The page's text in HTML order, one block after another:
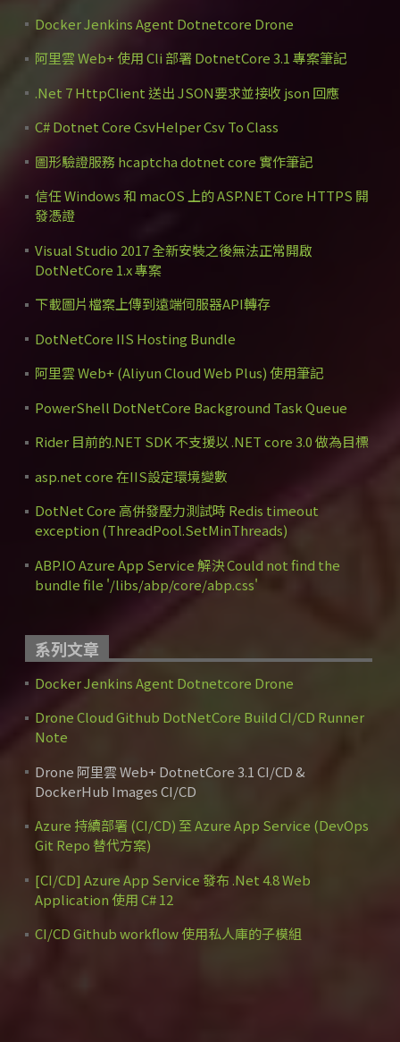
Docker Jenkins Agent Dotnetcore Drone
阿里雲 Web+ 使用 Cli 部署 DotnetCore 3.1 專案筆記
.Net 7 HttpClient 送出 JSON要求並接收 json 回應
C# Dotnet Core CsvHelper Csv To Class
圖形驗證服務 hcaptcha dotnet core 實作筆記
信任 Windows 和 macOS 上的 ASP.NET Core HTTPS 開
發憑證
Visual Studio 2017 全新安裝之後無法正常開啟
DotNetCore 1.x 專案
下載圖片檔案上傳到遠端伺服器API轉存
DotNetCore IIS Hosting Bundle
阿里雲 Web+ (Aliyun Cloud Web Plus) 使用筆記
PowerShell DotNetCore Background Task Queue
Rider 目前的.NET SDK 不支援以 .NET core 3.0 做為目標
asp.net core 在IIS設定環境變數
DotNet Core 高併發壓力測試時 Redis timeout
exception (ThreadPool.SetMinThreads)
ABP.IO Azure App Service 解決 Could not find the
bundle file '/libs/abp/core/abp.css'
系列文章
Docker Jenkins Agent Dotnetcore Drone
Drone Cloud Github DotNetCore Build CI/CD Runner
Note
Drone 阿里雲 Web+ DotnetCore 3.1 CI/CD &
DockerHub Images CI/CD
Azure 持續部署 (CI/CD) 至 Azure App Service (DevOps
Git Repo 替代方案)
[CI/CD] Azure App Service 發布 .Net 4.8 Web
Application 使用 C# 12
CI/CD Github workflow 使用私人庫的子模組